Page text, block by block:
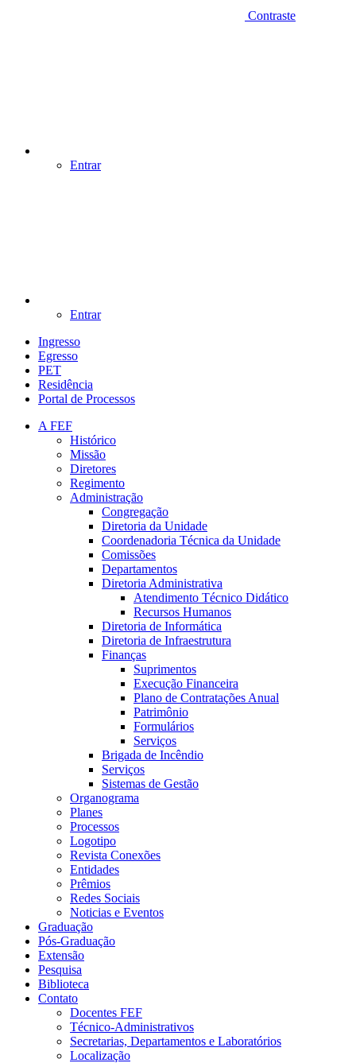
Contraste
Entrar
Entrar
Ingresso
Egresso
PET
Residência
Portal de Processos
A FEF
Histórico
Missão
Diretores
Regimento
Administração
Congregação
Diretoria da Unidade
Coordenadoria Técnica da Unidade
Comissões
Departamentos
Diretoria Administrativa
Atendimento Técnico Didático
Recursos Humanos
Diretoria de Informática
Diretoria de Infraestrutura
Finanças
Suprimentos
Execução Financeira
Plano de Contratações Anual
Patrimônio
Formulários
Serviços
Brigada de Incêndio
Serviços
Sistemas de Gestão
Organograma
Planes
Processos
Logotipo
Revista Conexões
Entidades
Prêmios
Redes Sociais
Noticias e Eventos
Graduação
Pós-Graduação
Extensão
Pesquisa
Biblioteca
Contato
Docentes FEF
Técnico-Administrativos
Secretarias, Departamentos e Laboratórios
Localização